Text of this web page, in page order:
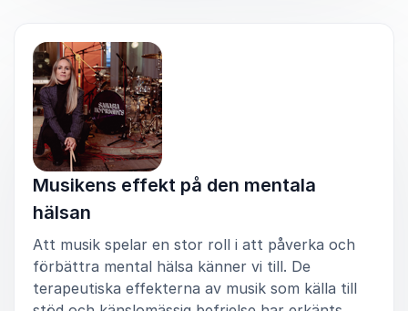
inte, boka en föreläsning idag och upplev
skillnaden.
evenemangets budskap och mål verkligen
når fram till publiken.
Det är inte bara en person på scenen; det
är en dialog, en interaktion som blir möjlig
tack vare Josephines expertis och karisma.
Med Josephine vid din sida kommer ditt
evenemang att nå nya höjder av engagemang
och inspiration.
Musikens effekt på den mentala
hälsan
Att musik spelar en stor roll i att påverka och
förbättra mental hälsa känner vi till. De
terapeutiska effekterna av musik som källa till